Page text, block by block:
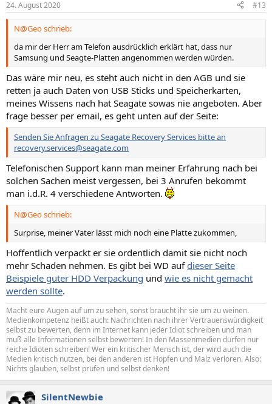
e
n
24. August 2020 #13
N@Geo schrieb:
da mir der Herr am Telefon ausdrücklich erklärt hat, dass nur
Samsung und Seagte-Platten angenommen werden würden.
Das wäre mir neu, es steht auch nicht in den AGB und sie
retten ja auch Daten von USB Sticks und Speicherkarten,
meines Wissens nach hat Seagate sowas nie angeboten. Aber
frage besser per email, es geht unten auf der Seite:
Senden Sie Anfragen zu Seagate Recovery Services bitte an
recovery.services@seagate.com
Telefonischen Support kann man meiner Erfahrung nach bei
solchen Sachen meist vergessen, bei 3 Anrufen bekommt
man i.d.R. 4 verschiedene Antworten.
N@Geo schrieb:
Surprise, meiner Vater lässt mich noch eine Platte zukommen,
Hoffentlich verpackt er sie ordentlich damit sie nicht noch
mehr Schaden nehmen. Es gibt bei WD aufdieser Seite
Beispiele guter HDD Verpackung und wie es nicht gemacht
werden sollte.
Macht eure Augen auf um zu sehen, sonst braucht ihr sie um zu weinen.
Medienkompetenz heißt auch: Nachrichten nach ihrer Vertrauenswürdigkeit
selbst zu bewerten, denn im Internet kann jeder Idiot schreiben und man
muß alle Informationen selbst bewerten! In den Massenmedien dürfen nur
reiche Idioten schreiben! Wer ein kritischer Mensch ist, der wird auch die
Medien kritisch nutzen, bei den anderen ist Hopfen und Malz verloren. Also:
Nichts glauben, selbst prüfen und selbst denken!
SilentNewbie